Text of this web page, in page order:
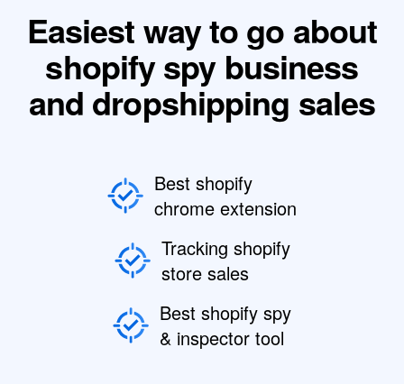
Easiest way to go about
shopify spy business
and dropshipping sales
Best shopify
chrome extension
Tracking shopify
store sales
Best shopify spy
& inspector tool